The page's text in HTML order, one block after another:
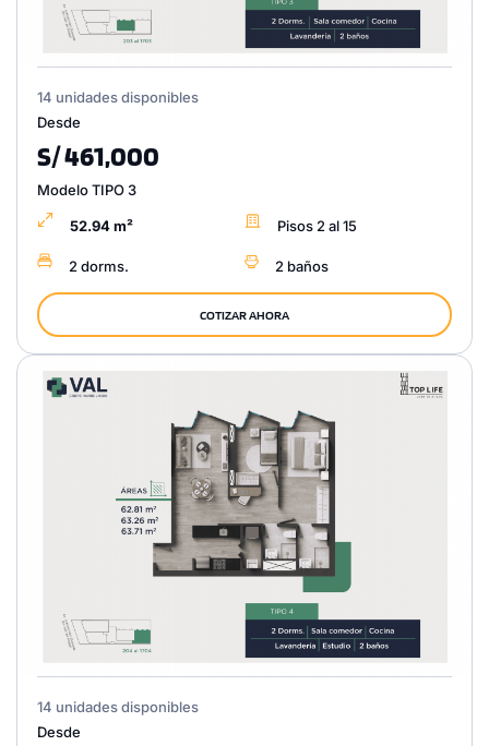
14 unidades disponibles
Desde
S/ 461,000
Modelo TIPO 3
52.94 m² Pisos 2 al 15
2 dorms. 2 baños
COTIZAR AHORA
14 unidades disponibles
Desde